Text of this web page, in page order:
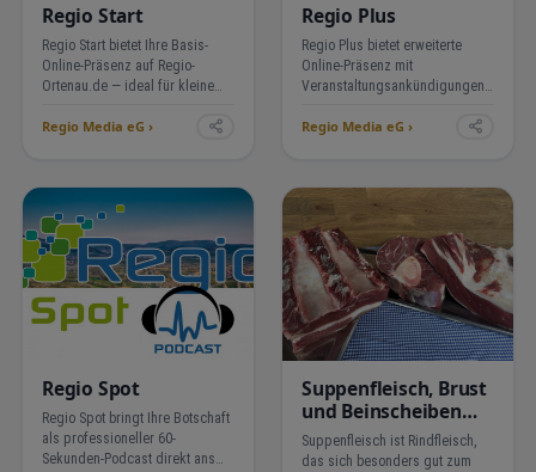
Regio Start
Regio Start bietet Ihre Basis-
Online-Präsenz auf Regio-
Ortenau.de — ideal für kleine
Neugründungen. Professionell
jährlich zzgl. ges. 19%…
Regio Media eG ›
Regio Plus
Regio Plus bietet erweiterte
Online-Präsenz mit
Veranstaltungsankündigungen,
Jobanzeigen — ideal für
der Ortenau gezielt ausbauen
wollen…
Regio Media eG ›
Regio Spot
Regio Spot bringt Ihre Botschaft
als professioneller 60-
Sekunden-Podcast direkt ans
Suppenfleisch, Brust
und Beinscheiben
vom Rind
Suppenfleisch ist Rindfleisch,
das sich besonders gut zum